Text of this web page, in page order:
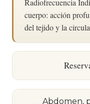
cuerpo: acción
del tejido y la
Abdomen,